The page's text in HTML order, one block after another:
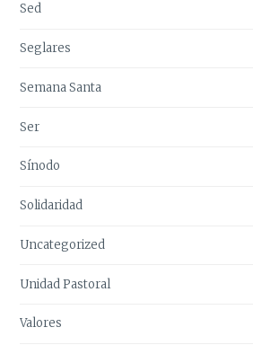
Sed
Seglares
Semana Santa
Ser
Sínodo
Solidaridad
Uncategorized
Unidad Pastoral
Valores